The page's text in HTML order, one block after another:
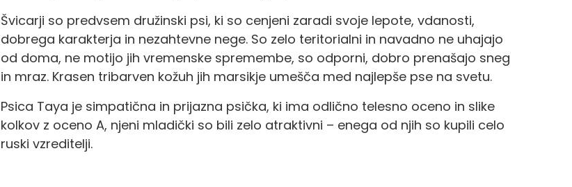
Švicarji so predvsem družinski psi, ki so cenjeni zaradi svoje lepote, vdanosti,
dobrega karakterja in nezahtevne nege. So zelo teritorialni in navadno ne uhajajo
od doma, ne motijo jih vremenske spremembe, so odporni, dobro prenašajo sneg
in mraz. Krasen tribarven kožuh jih marsikje umešča med najlepše pse na svetu.
Psica Taya je simpatična in prijazna psička, ki ima odlično telesno oceno in slike
kolkov z oceno A, njeni mladički so bili zelo atraktivni – enega od njih so kupili celo
ruski vzreditelji.